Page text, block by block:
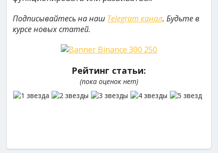
Подписывайтесь на наш Telegram канал. Будьте в
курсе новых статей.
Рейтинг статьи:
(пока оценок нет)